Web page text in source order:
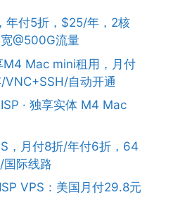
年付5折，$25/年，2核
@500G流量
M4 Mac mini租用，月付
VNC+SSH/自动开通
· 独享实体 M4 Mac
，月付8折/年付6折，64
国际线路
VPS：美国月付29.8元